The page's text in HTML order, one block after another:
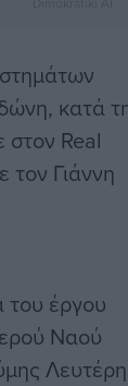
κατά
Real
Γιάννη
του έργου
Ναού
Λευτέρη